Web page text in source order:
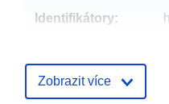
Identifikátory:
Zobrazit více